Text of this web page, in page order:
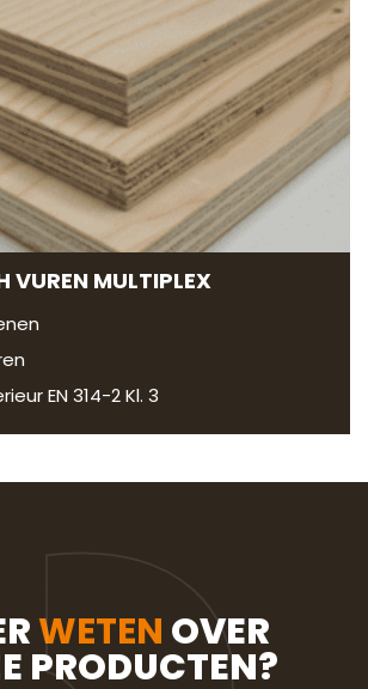
VUREN MULTIPLEX
EN 314-2 Kl. 3
WETEN OVER
PRODUCTEN?